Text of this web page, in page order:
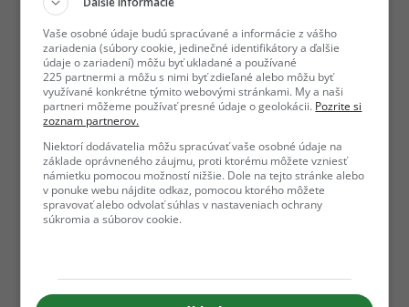
Vaše osobné údaje budú spracúvané a informácie z vášho
zariadenia (súbory cookie, jedinečné identifikátory a ďalšie
údaje o zariadení) môžu byť ukladané a používané
225 partnermi a môžu s nimi byť zdieľané alebo môžu byť
využívané konkrétne týmito webovými stránkami. My a naši
partneri môžeme používať presné údaje o geolokácii. Pozrite si
zoznam partnerov.
Niektorí dodávatelia môžu spracúvať vaše osobné údaje na
základe oprávneného záujmu, proti ktorému môžete vzniesť
námietku pomocou možností nižšie. Dole na tejto stránke alebo
v ponuke webu nájdite odkaz, pomocou ktorého môžete
spravovať alebo odvolať súhlas v nastaveniach ochrany
súkromia a súborov cookie.